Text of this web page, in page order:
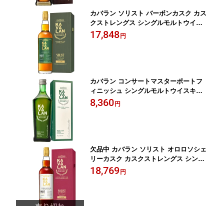
カバラン ソリスト バーボンカスク カス
クストレングス シングルモルトウイス
キー KAVALAN 台湾 700ml 57.1％ 正規
17,848円
カバラン コンサートマスターポートフ
ィニッシュ シングルモルトウイスキー
KAVALAN 台湾 700ml 40％ 正規品
8,360円
欠品中 カバラン ソリスト オロロソシェ
リーカスク カスクストレングス シング
ルモルトウイスキー KAVALAN 台湾 700
ml 正規品
18,769円